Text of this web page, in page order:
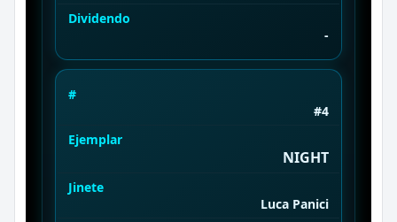
Dividendo
-
#
#4
Ejemplar
NIGHT
Jinete
Luca Panici